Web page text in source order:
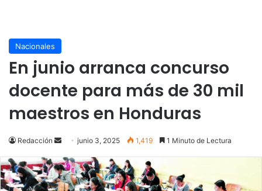
Nacionales
En junio arranca concurso
docente para más de 30 mil
maestros en Honduras
Redacción
Send
email
junio 3, 2025 1,419 1 Minuto de Lectura